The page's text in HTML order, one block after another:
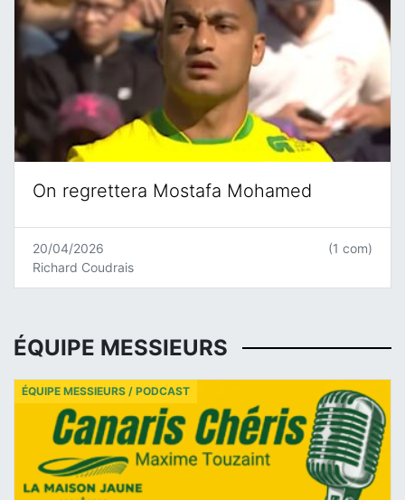
On regrettera Mostafa Mohamed
20/04/2026
Richard Coudrais
(1 com)
ÉQUIPE MESSIEURS
ÉQUIPE MESSIEURS / PODCAST